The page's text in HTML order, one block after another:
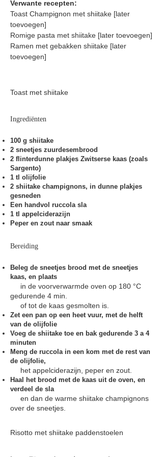
Verwante recepten:
Toast Champignon met shiitake [later
toevoegen]
Romige pasta met shiitake [later toevoegen]
Ramen met gebakken shiitake [later
toevoegen]
Toast met shiitake
Ingrediënten
100 g shiitake
2 sneetjes zuurdesembrood
2 flinterdunne plakjes Zwitserse kaas (zoals
Sargento)
1 tl olijfolie
2 shiitake champignons, in dunne plakjes
gesneden
Een handvol ruccola sla
1 tl appelciderazijn
Peper en zout naar smaak
Bereiding
Beleg de sneetjes brood met de sneetjes
kaas, en plaats
in de voorverwarmde oven op 180 °C
gedurende 4 min.
of tot de kaas gesmolten is.
Zet een pan op een heet vuur, met de helft
van de olijfolie
Voeg de shiitake toe en bak gedurende 3 a 4
minuten
Meng de ruccola in een kom met de rest van
de olijfolie,
het appelciderazijn, peper en zout.
Haal het brood met de kaas uit de oven, en
verdeel de sla
en dan de warme shiitake champignons
over de sneetjes.
Risotto met shiitake paddenstoelen